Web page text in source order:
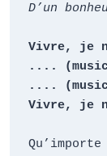
D’un
Vivre, je
....
....
Vivre, je